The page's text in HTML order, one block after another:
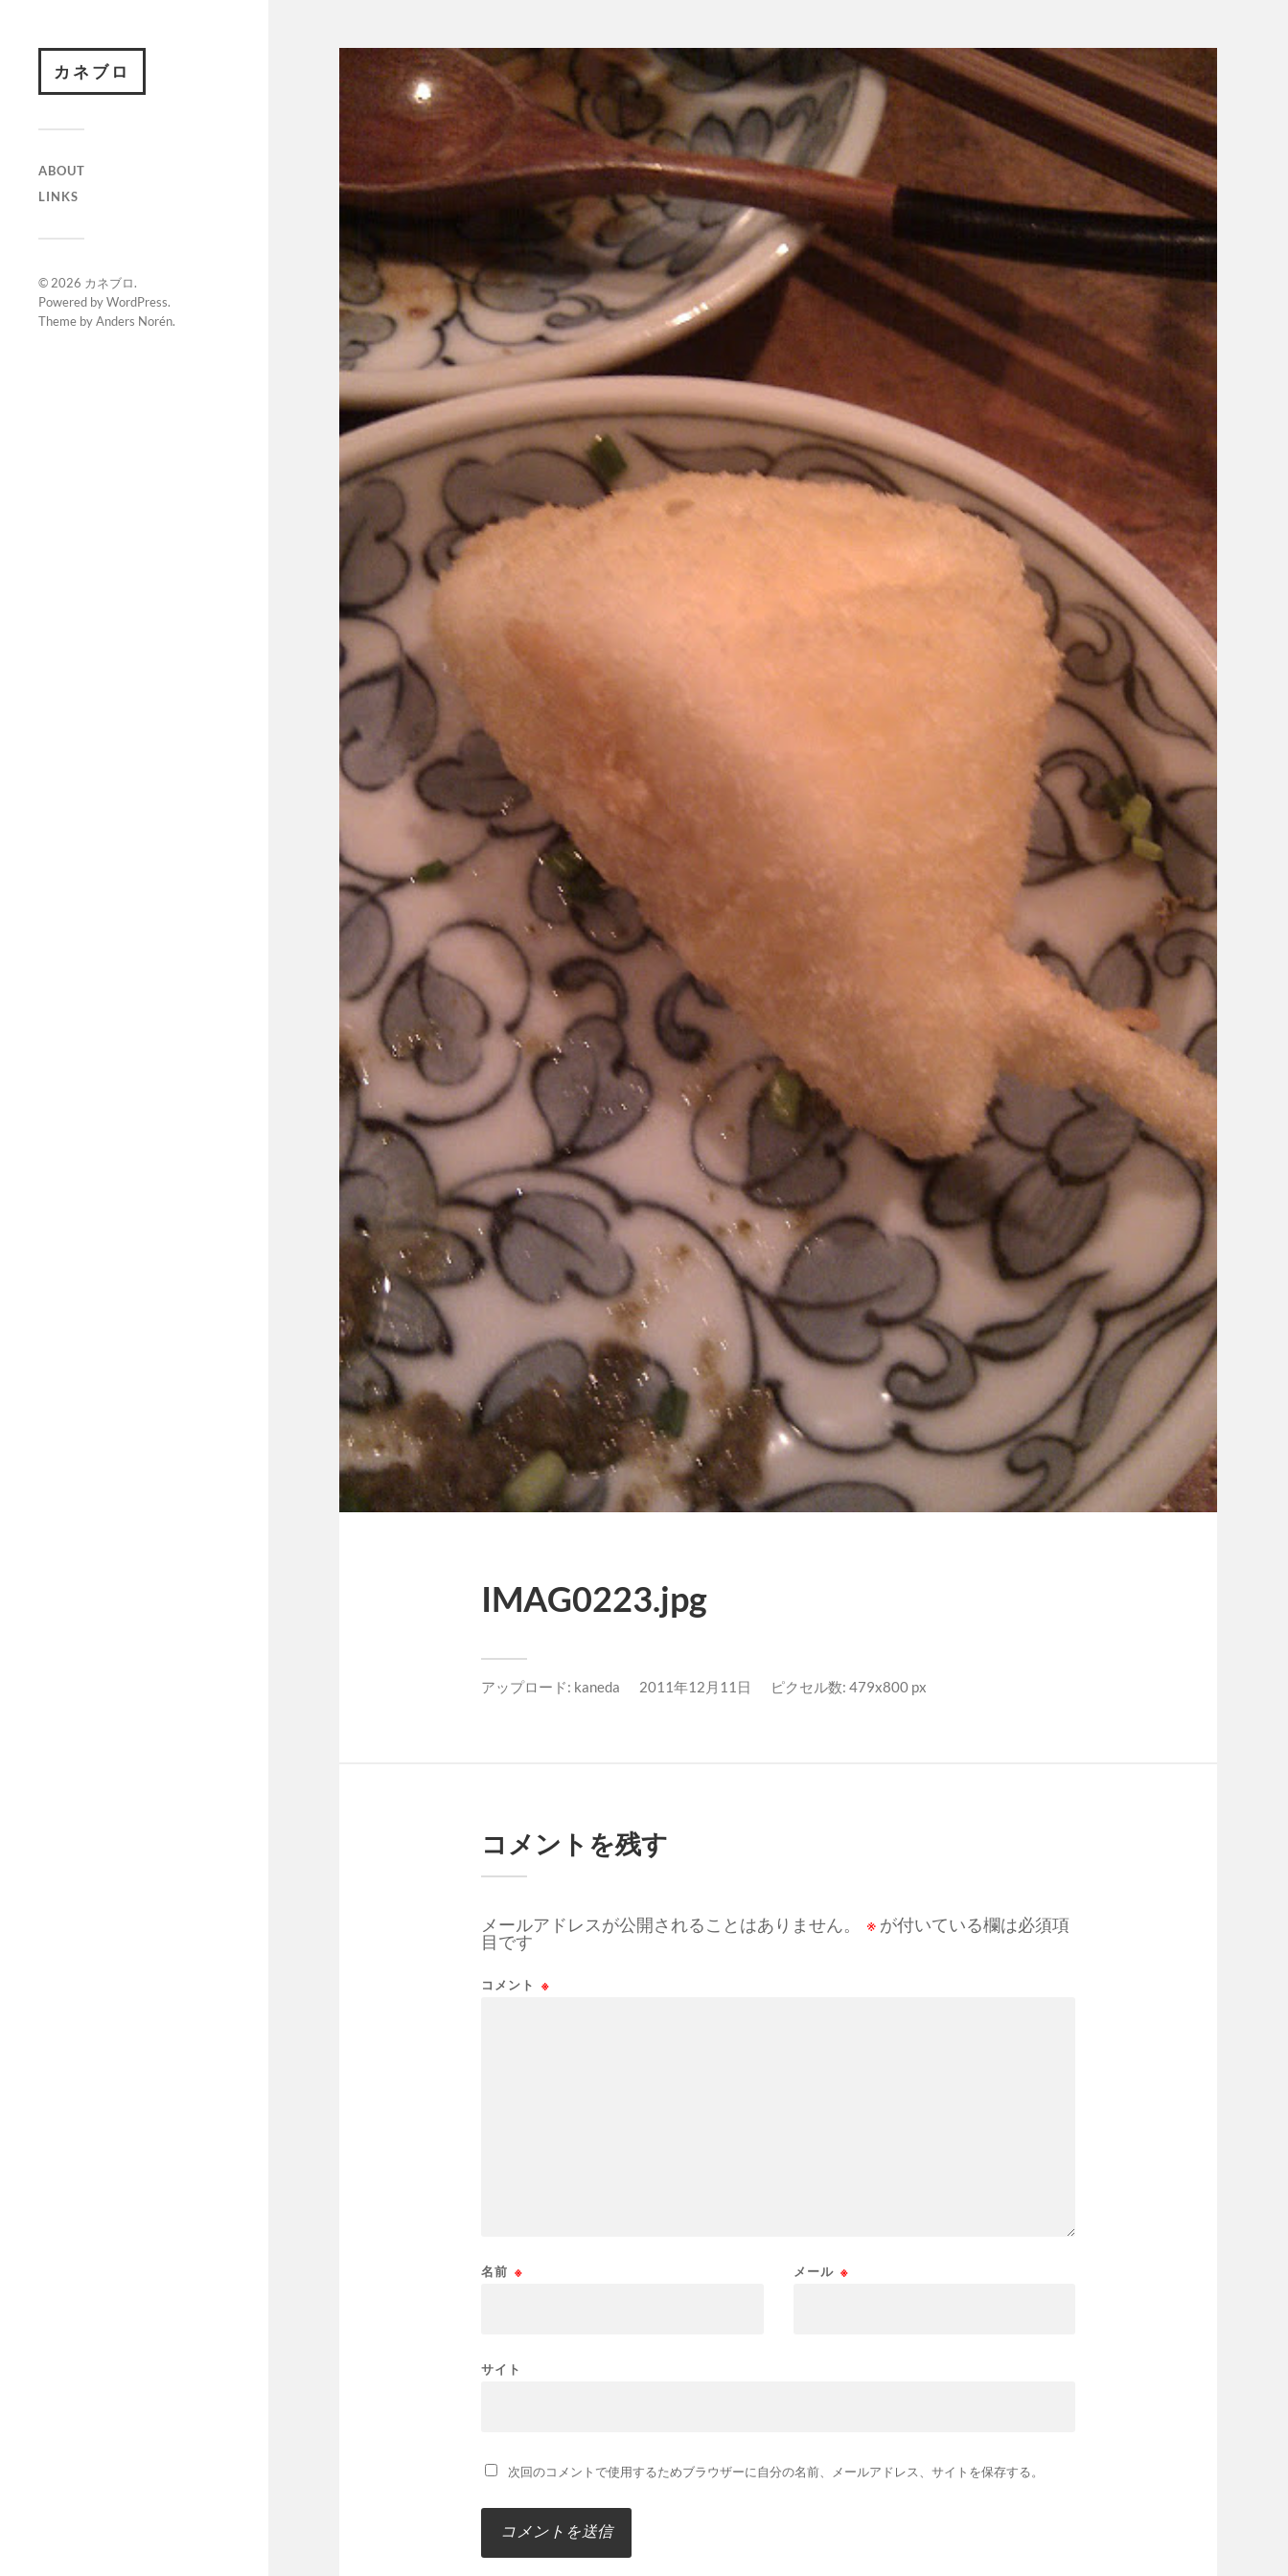
カネブロ
ABOUT
LINKS
© 2026 カネブロ.
Powered byWordPress.
Theme byAnders Norén.
IMAG0223.jpg
アップロード: kaneda 2011年12月11日 ピクセル数: 479x800 px
コメントを残す
メールアドレスが公開されることはありません。 ※ が付いている欄は必須項
目です
コメント ※
名前 ※ メール ※
サイト
次回のコメントで使用するためブラウザーに自分の名前、メールアドレス、サイトを保存する。